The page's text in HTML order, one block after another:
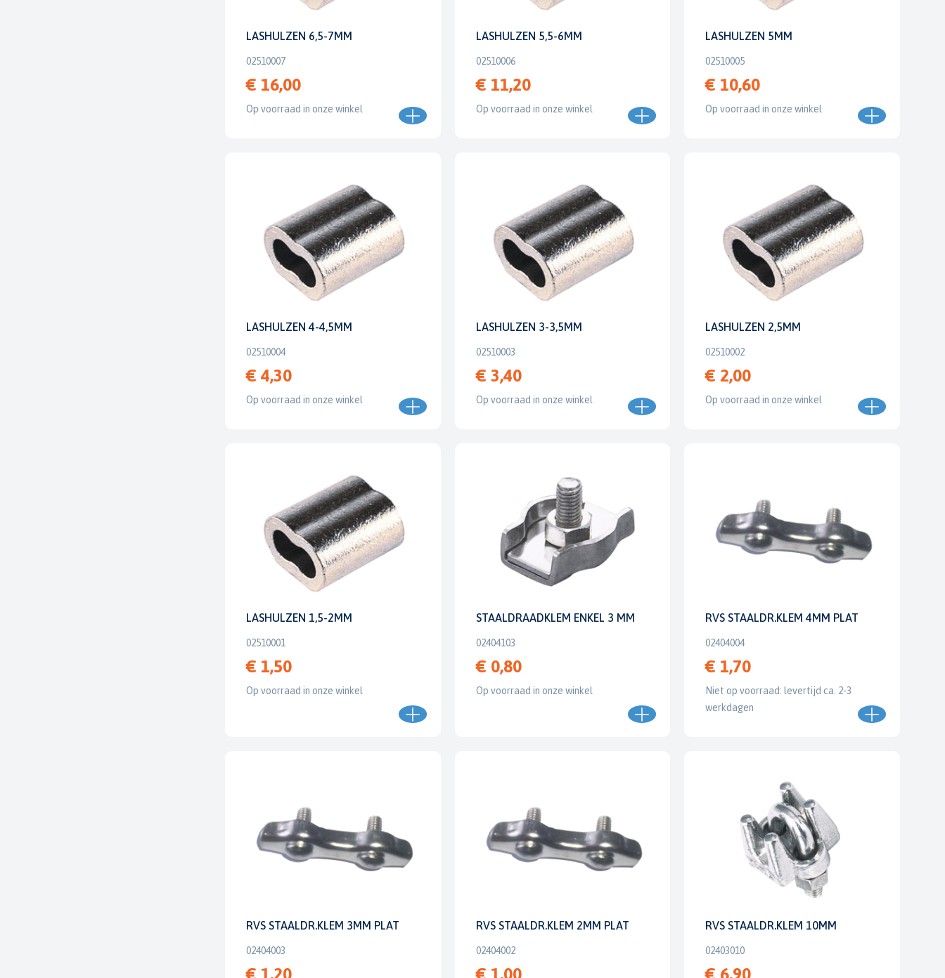
LASHULZEN 6,5-7MM
02510007
€ 16,00
Op voorraad in onze winkel
LASHULZEN 5,5-6MM
02510006
€ 11,20
Op voorraad in onze winkel
LASHULZEN 5MM
02510005
€ 10,60
Op voorraad in onze winkel
LASHULZEN 4-4,5MM
02510004
€ 4,30
Op voorraad in onze winkel
LASHULZEN 3-3,5MM
02510003
€ 3,40
Op voorraad in onze winkel
LASHULZEN 2,5MM
02510002
€ 2,00
Op voorraad in onze winkel
LASHULZEN 1,5-2MM
02510001
€ 1,50
Op voorraad in onze winkel
STAALDRAADKLEM ENKEL 3 MM
02404103
€ 0,80
Op voorraad in onze winkel
RVS STAALDR.KLEM 4MM PLAT
02404004
€ 1,70
Niet op voorraad: levertijd ca. 2-3
werkdagen
RVS STAALDR.KLEM 3MM PLAT
02404003
€ 1,20
RVS STAALDR.KLEM 2MM PLAT
02404002
€ 1,00
RVS STAALDR.KLEM 10MM
02403010
€ 6,90